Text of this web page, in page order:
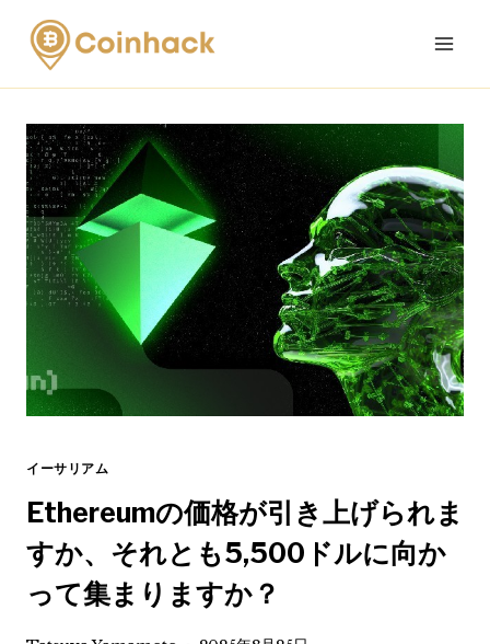
Skip
content
イーサリアム
Ethereumの価格が引き上げられま
すか、それとも5,500ドルに向か
って集まりますか？